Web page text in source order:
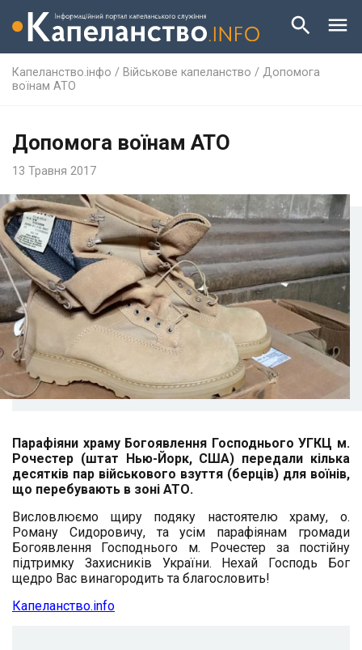
Капеланство.інфо / Військове капеланство / Допомога
воїнам АТО
Допомога воїнам АТО
13 Травня 2017
Парафіяни храму Богоявлення Господнього УГКЦ м.
Рочестер (штат Нью-Йорк, США) передали кілька
десятків пар військового взуття (берців) для воїнів,
що перебувають в зоні АТО.
Висловлюємо щиру подяку настоятелю храму, о.
Роману Сидоровичу, та усім парафіянам громади
Богоявлення Господнього м. Рочестер за постійну
підтримку Захисників України. Нехай Господь Бог
щедро Вас винагородить та благословить!
Капеланство.info